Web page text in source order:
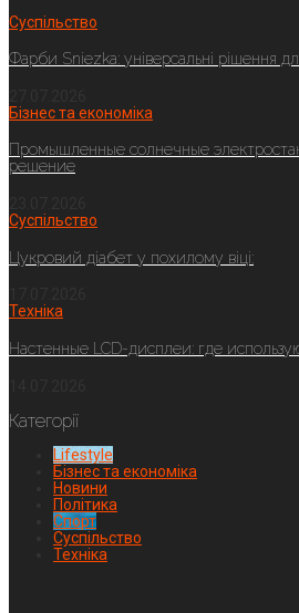
Суспільство
Фарби Sniezka: універсальні рішення
Бізнес та економіка
Промышленные солнечные
решение
Суспільство
Цукровий діабет у похилому віці:
Техніка
Настенные LCD-дисплеи: где
Категорії
Lifestyle
Бізнес та економіка
Новини
Політика
Спорт
Суспільство
Техніка